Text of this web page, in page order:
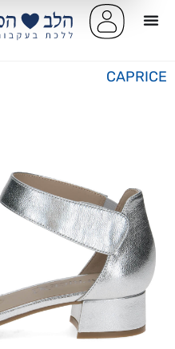
CAPRICE